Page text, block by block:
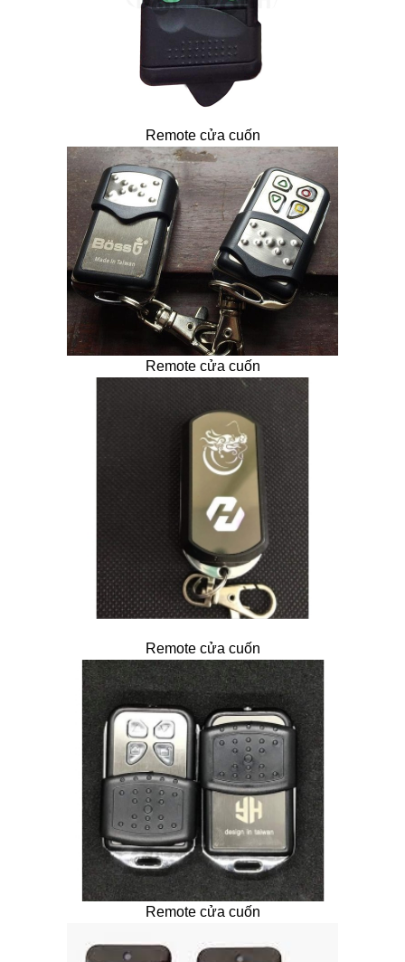
Remote cửa cuốn
Remote cửa cuốn
Remote cửa cuốn
Remote cửa cuốn